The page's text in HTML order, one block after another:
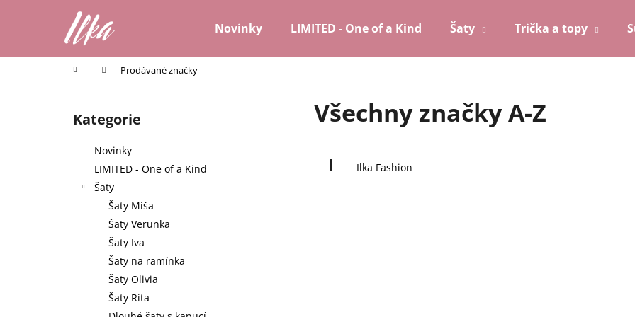
Novinky LIMITED - One of a Kind Šaty Trička a topy
Domů Prodávané značky
Přeskočit
kategorie
Kategorie
Novinky
LIMITED - One of a Kind
Šaty
Šaty Míša
Šaty Verunka
Šaty Iva
Šaty na ramínka
Šaty Olivia
Šaty Rita
Všechny značky A-Z
I Ilka Fashion
í
Zpět
do
Zpět
do
HLEDAT